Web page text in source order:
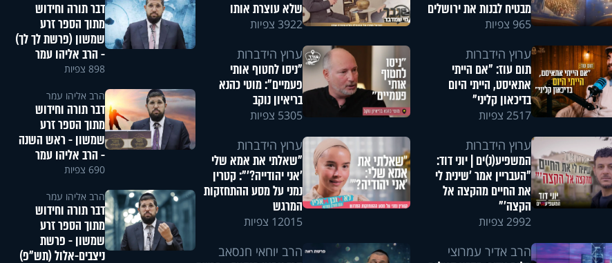
מבטיח לבנות את ירושלים
965 צפיות
שלא עוצרת אותו
3922 צפיות
ערוץ הידברות
תום עוז: "אם הייתי
אתאיסט, הייתי היום
בדיכאון קליני"
2517 צפיות
ערוץ הידברות
"ניסו לחטוף אותי
פעמיים": מוטי כהנא
בריאיון נוקב
5305 צפיות
ערוץ הידברות
המשפיע(נ)ים | יוני דוד:
"העבריין אמר 'שינית לי
את החיים מהקצה אל
הקצה'"
2992 צפיות
ערוץ הידברות
"שאלתי את אמא שלי
'אני יהודייה?'": קטרין
נמני על מסע ההתחזקות
המרגש
12015 צפיות
הרב אדיר עמרוצי הרב יוחאי חנסאב
דבר תורה וחידוש
מתוך הספר זרע
שמשון (פרשת לך לך)
- הרב אליהו עמר
898 צפיות
הרב אליהו עמר
דבר תורה וחידוש
מתוך הספר זרע
שמשון - ראש השנה
- הרב אליהו עמר
690 צפיות
הרב אליהו עמר
דבר תורה וחידוש
מתוך הספר זרע
שמשון - פרשת
ניצבים-אלול (תש"פ)